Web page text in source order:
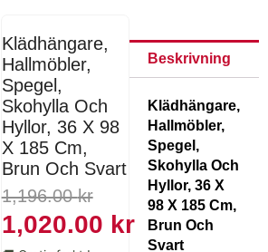
Klädhängare,
Hallmöbler,
Spegel,
Skohylla Och
Hyllor, 36 X 98
X 185 Cm,
Brun Och Svart
1,196.00krDet
ursprungliga
1,020.00 kr
Det
nuvarande
Beskrivning
Klädhängare,
Hallmöbler,
Spegel,
Skohylla Och
Hyllor, 36 X
98 X 185 Cm,
Brun Och
Svart